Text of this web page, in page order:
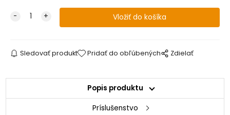
Sledovať produkt Pridať do obľúbených Zdielať
Popis produktu
Príslušenstvo